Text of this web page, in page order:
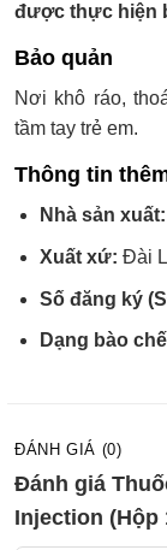
được thực hiện
Bảo quản
Nơi khô ráo,
tầm tay trẻ em.
Thông tin
Nhà sản xuất:
Xuất xứ: Đài
Số đăng ký
Dạng bào
ĐÁNH GIÁ (0)
Đánh giá
Injection (Hộp